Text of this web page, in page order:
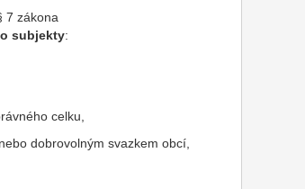
7 zákona
subjekty:
celku,
dobrovolným svazkem obcí,